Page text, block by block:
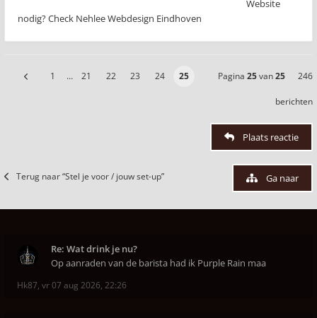
Website
nodig? Check Nehlee Webdesign Eindhoven
1 … 21 22 23 24 25 Pagina 25van25 246
berichten
Plaats reactie
Terug naar “Stel je voor / jouw set-up” Ga naar
Re: Wat drink je nu?
Op aanraden van de barista had ik Purple Rain maa
Hk87, vr 07 aug 2026, 22:26